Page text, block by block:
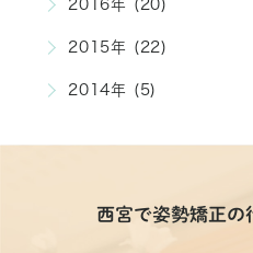
2016年 (20)
2015年 (22)
2014年 (5)
西宮で姿勢矯正の